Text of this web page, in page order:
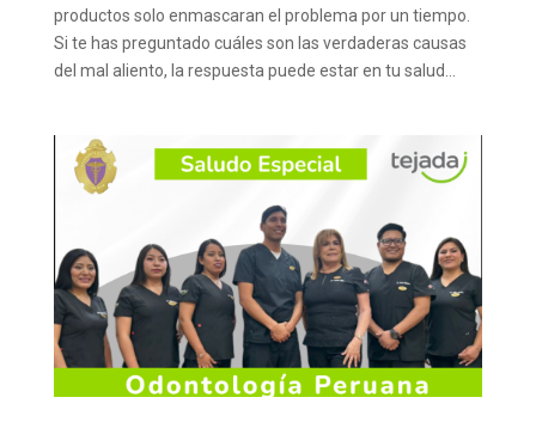
productos solo enmascaran el problema por un tiempo.
Si te has preguntado cuáles son las verdaderas causas
del mal aliento, la respuesta puede estar en tu salud...